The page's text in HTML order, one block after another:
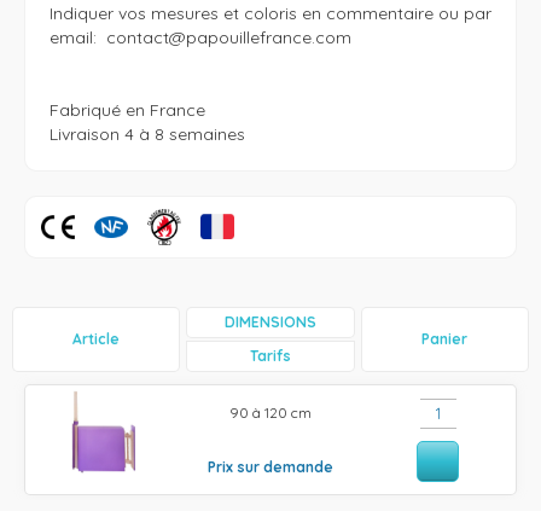
Indiquer vos mesures et coloris en commentaire ou par
email:  contact@papouillefrance.com
Fabriqué en France
Livraison 4 à 8 semaines
Article
DIMENSIONS
Tarifs
Panier
90 à 120 cm
Prix sur demande